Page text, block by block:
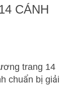
CÁNH
trang 14
chuẩn bị giải